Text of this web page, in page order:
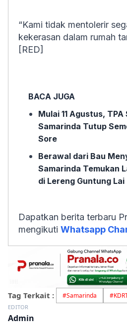
“Kami tidak mentolerir
kekerasan dalam rumah
[RED]
BACA JUGA
Mulai 11 Agustus,
Samarinda Tutup
Sore
Berawal dari Bau
Samarinda Temukan
di Lereng Guntung Lai
Dapatkan berita terbaru
mengikuti Whatsapp
Tag Terkait : #Samarinda #
EDITOR
Admin